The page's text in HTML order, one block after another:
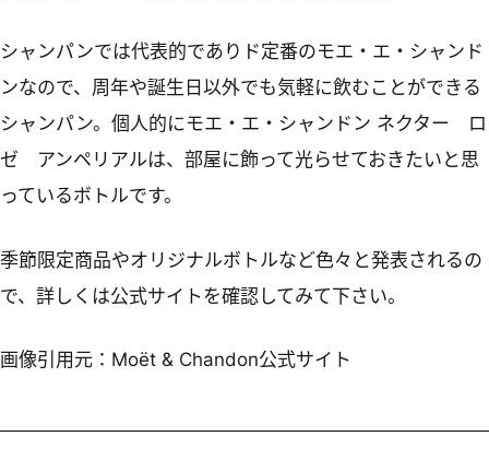
シャンパンでは代表的でありド定番のモエ・エ・シャンド
ンなので、周年や誕生日以外でも気軽に飲むことができる
シャンパン。個人的にモエ・エ・シャンドン ネクター ロ
ゼ アンペリアルは、部屋に飾って光らせておきたいと思
っているボトルです。
季節限定商品やオリジナルボトルなど色々と発表されるの
で、詳しくは公式サイトを確認してみて下さい。
画像引用元：Moët & Chandon公式サイト